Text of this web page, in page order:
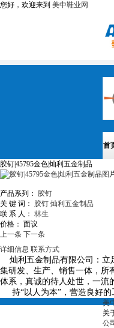
您好，欢迎来到 美中鞋业网
首
胶钉|45795金色|灿利五金制品
产品系列：
胶钉
关 键 词：
胶钉 灿利五金制品
联 系 人： 林生
价格： 面议
上一条 下一条
详细信息 联系方式
灿利五金制品有限公司
：
集研发、生产、销售一体，所
体系，真诚的待人处世，一流
持“以人为本” ，营造良好
美
关
公